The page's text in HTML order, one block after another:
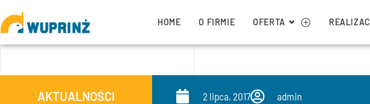
HOME O FIRMIE OFERTA
AKTUALNOŚCI 2 lipca, 2017 admin